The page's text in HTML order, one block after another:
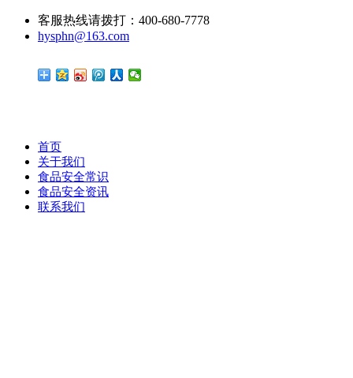
客服热线请拨打：400-680-7778
hysphn@163.com
首页
关于我们
食品安全常识
食品安全资讯
联系我们